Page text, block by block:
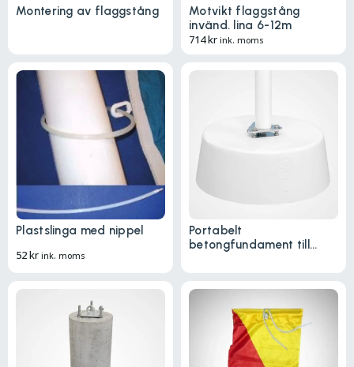
Montering av flaggstång
Motvikt flaggstång
invänd. lina 6-12m
714kr ink. moms
Plastslinga med nippel
52kr ink. moms
Portabelt
betongfundament till